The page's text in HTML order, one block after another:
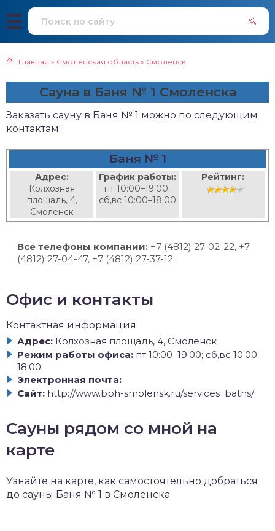
Главная » Смоленская область » Смоленск
Сауна в Баня № 1 Смоленска
Заказать сауну в Баня № 1 можно по следующим
контактам:
Баня № 1
Адрес:
Колхозная
площадь, 4,
Смоленск
График работы:
пт 10:00–19:00;
сб,вс 10:00–18:00
Рейтинг:
Все телефоны компании: +7 (4812) 27-02-22, +7
(4812) 27-04-47, +7 (4812) 27-37-12
Офис и контакты
Контактная информация:
Адрес: Колхозная площадь, 4, Смоленск
Режим работы офиса: пт 10:00–19:00; сб,вс 10:00–
18:00
Электронная почта:
Сайт: http://www.bph-smolensk.ru/services_baths/
Сауны рядом со мной на
карте
Узнайте на карте, как самостоятельно добраться
до сауны Баня № 1 в Смоленска